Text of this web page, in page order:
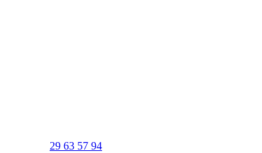
29 63 57 94